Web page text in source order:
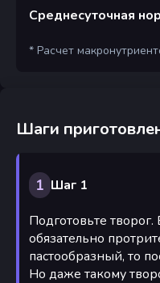
Среднесуточная
* Расчет
Шаги
1 Шаг 1
Подготовьте
обязательно
пастообразный, то
Но даже такому